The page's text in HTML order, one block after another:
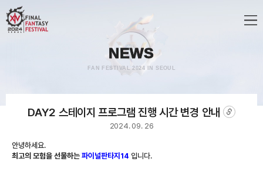
NEWS
FAN FESTIVAL 2024 IN SEOUL
DAY2 스테이지 프로그램 진행 시간 변경 안내
게
2024. 09. 26
안녕하세요.
최고의 모험을 선물하는 파이널판타지14 입니다.